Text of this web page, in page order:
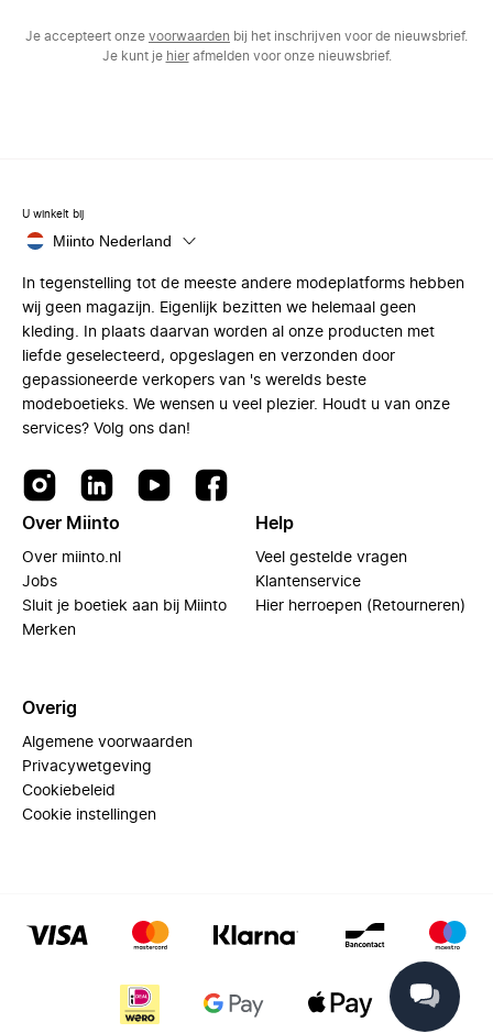
Je accepteert onze voorwaarden bij het inschrijven voor de nieuwsbrief.
Je kunt je hierafmelden voor onze nieuwsbrief.
U winkelt bij
Miinto Nederland
In tegenstelling tot de meeste andere modeplatforms hebben
wij geen magazijn. Eigenlijk bezitten we helemaal geen
kleding. In plaats daarvan worden al onze producten met
liefde geselecteerd, opgeslagen en verzonden door
gepassioneerde verkopers van 's werelds beste
modeboetieks. We wensen u veel plezier. Houdt u van onze
services? Volg ons dan!
Over Miinto
Over miinto.nl
Jobs
Sluit je boetiek aan bij Miinto
Merken
Help
Veel gestelde vragen
Klantenservice
Hier herroepen (Retourneren)
Overig
Algemene voorwaarden
Privacywetgeving
Cookiebeleid
Cookie instellingen